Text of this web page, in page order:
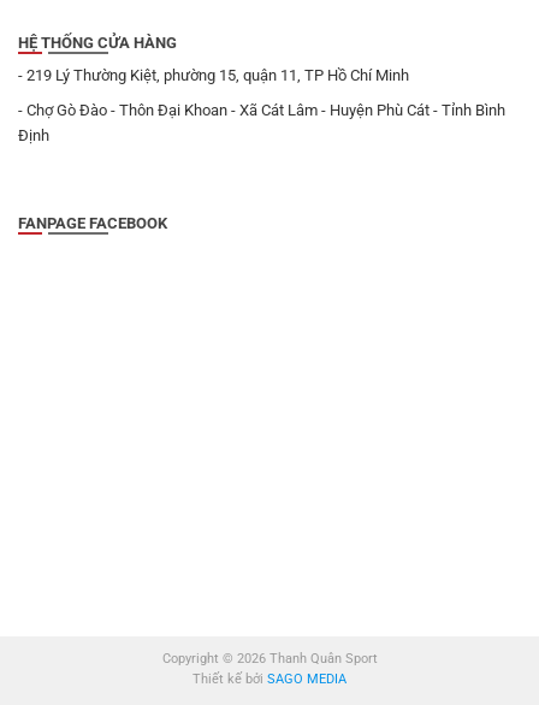
HỆ THỐNG CỬA HÀNG
- 219 Lý Thường Kiệt, phường 15, quận 11, TP Hồ Chí Minh
- Chợ Gò Đào - Thôn Đại Khoan - Xã Cát Lâm - Huyện Phù Cát - Tỉnh Bình
Định
FANPAGE FACEBOOK
Copyright © 2026 Thanh Quân Sport
Thiết kế bởi SAGO MEDIA